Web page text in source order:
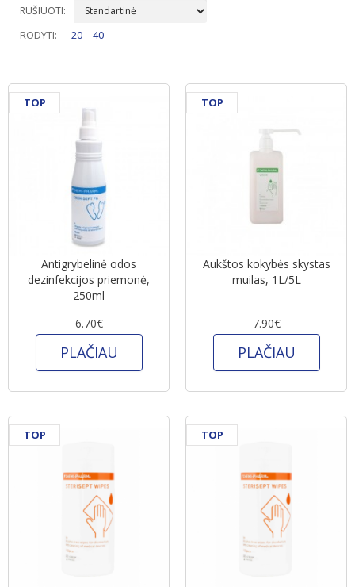
RŪŠIUOTI:
RODYTI: 20 40
Antigrybelinė odos
dezinfekcijos priemonė,
250ml
6.70€
PLAČIAU
TOP
Aukštos kokybės skystas
muilas, 1L/5L
7.90€
PLAČIAU
TOP
TOP TOP